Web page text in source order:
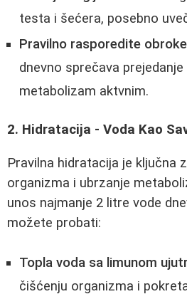
testa i šećera, posebno
Pravilno rasporedite
dnevno sprečava
metabolizam aktvnim.
2. Hidratacija - Voda Kao
Pravilna hidratacija je ključna
organizma i ubrzanje
unos najmanje 2 litre vode
možete probati:
Topla voda sa limunom
čišćenju organizma i